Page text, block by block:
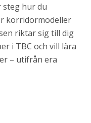
steg hur du
korridormodeller
riktar sig till dig
i TBC och vill lära
– utifrån era